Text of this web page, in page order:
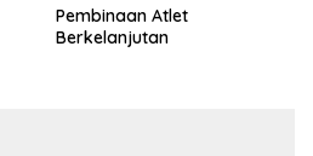
Pembinaan Atlet
Berkelanjutan